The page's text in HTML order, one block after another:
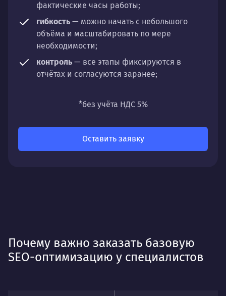
фактические часы работы;
гибкость — можно начать с небольшого
объёма и масштабировать по мере
необходимости;
контроль — все этапы фиксируются в
отчётах и согласуются заранее;
направлений: стратегии, настройки,
*без учёта НДС 5%
Оставить заявку
Почему важно заказать базовую
SEO-оптимизацию у специалистов